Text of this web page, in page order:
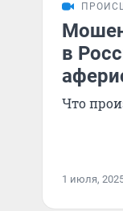
в
Что
1 июля,